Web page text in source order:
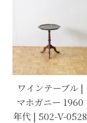
ワインテーブル |
マホガニー 1960
年代 | 502-V-0528